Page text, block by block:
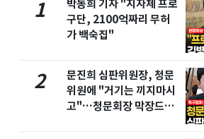
1
박동희 기자 "지자체 프로
구단, 2100억짜리 무허
가 백숙집"
2
문진희 심판위원장, 청문
위원에 "거기는 끼지마시
고"…청문회장 막장드라